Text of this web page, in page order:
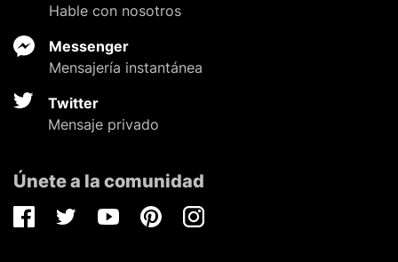
Hable con nosotros
Messenger
Mensajería instantánea
Twitter
Mensaje privado
Únete a la comunidad
FacebookTwitterYoutubePinterestInstagram